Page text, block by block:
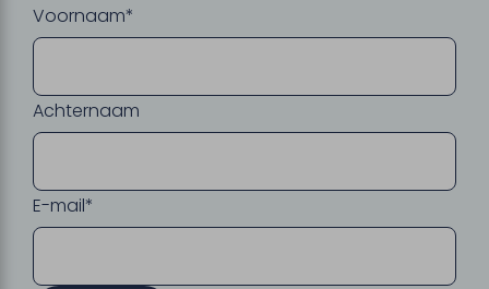
Voornaam*
Achternaam
E-mail*